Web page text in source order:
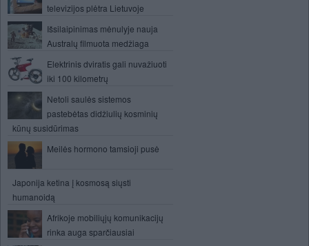
televizijos plėtra Lietuvoje
Išsilaipinimas mėnulyje nauja
Australų filmuota medžiaga
Elektrinis dviratis gali nuvažiuoti
iki 100 kilometrų
Netoli saulės sistemos
pastebėtas didžiulių kosminių
kūnų susidūrimas
Meilės hormono tamsioji pusė
Japonija ketina į kosmosą siųsti
humanoidą
Afrikoje mobiliųjų komunikacijų
rinka auga sparčiausiai